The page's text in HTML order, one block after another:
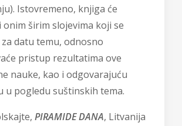
Istovremeno, knjiga će
onim širim slojevima koji se
datu temu, odnosno
pristup rezultatima ove
nauke, kao i odgovarajuću
u pogledu suštinskih tema.
PIRAMIDE DANA, Litvanija